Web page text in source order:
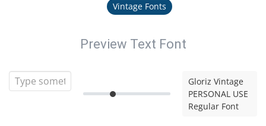
Vintage Fonts
Preview Text Font
Gloriz Vintage
PERSONAL USE
Regular Font